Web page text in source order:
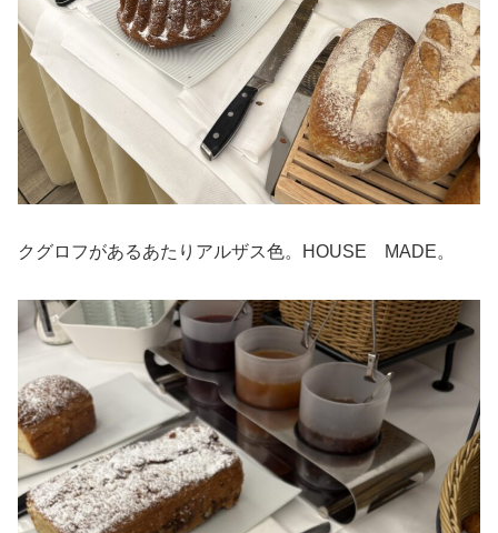
クグロフがあるあたりアルザス色。HOUSE MADE。